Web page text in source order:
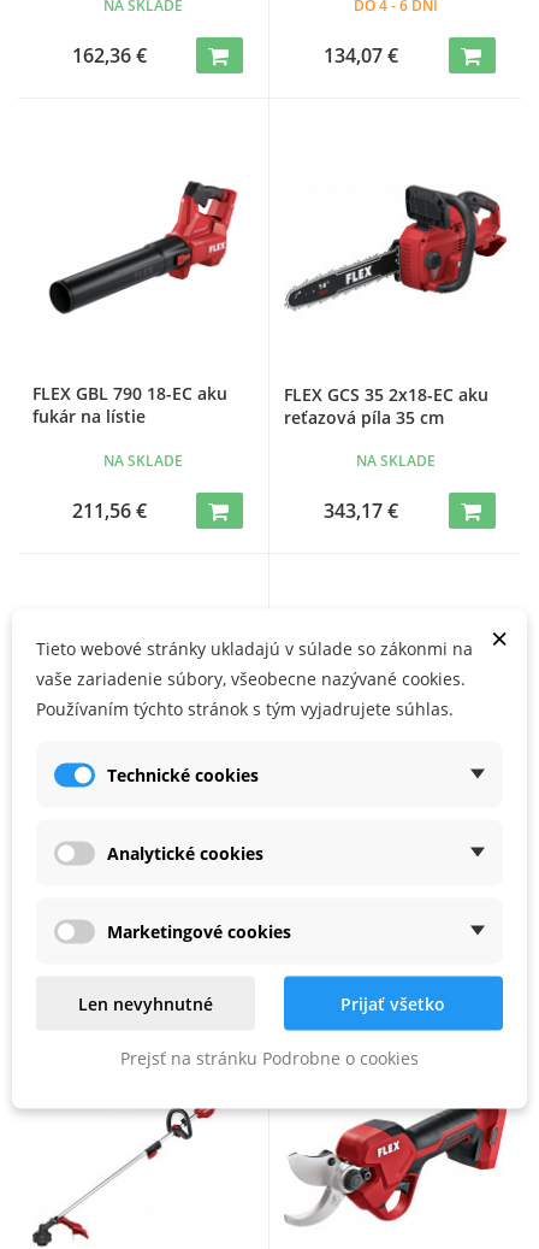
NA SKLADE
162,36 €
DO 4 - 6 DNÍ
134,07 €
FLEX GBL 790 18-EC aku
fukár na lístie
NA SKLADE
211,56 €
FLEX GCS 35 2x18-EC aku
reťazová píla 35 cm
NA SKLADE
343,17 €
FLEX GHT 55 18-EC aku
plotostih 55 cm
FLEX GHT-A nadstavec na
×
Tieto webové stránky ukladajú v súlade so zákonmi na
vaše zariadenie súbory, všeobecne nazývané cookies.
Používaním týchto stránok s tým vyjadrujete súhlas.
Technické cookies
Analytické cookies
Marketingové cookies
Len nevyhnutné Prijať všetko
Prejsť na stránku Podrobne o cookies